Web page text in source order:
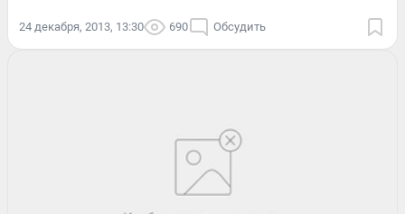
24 декабря, 2013, 13:30 690 Обсудить